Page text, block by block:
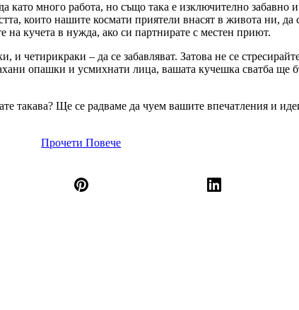
като много работа, но също така е изключително забавно
които нашите космати приятели внасят в живота ни, да
кучета в нужда, ако си партнирате с местен приют.
и четирикраки – да се забавляват. Затова не се
опашки и усмихнати лица, вашата кучешка сватба ще
такава? Ще се радваме да чуем вашите впечатления и
Прочети Повече